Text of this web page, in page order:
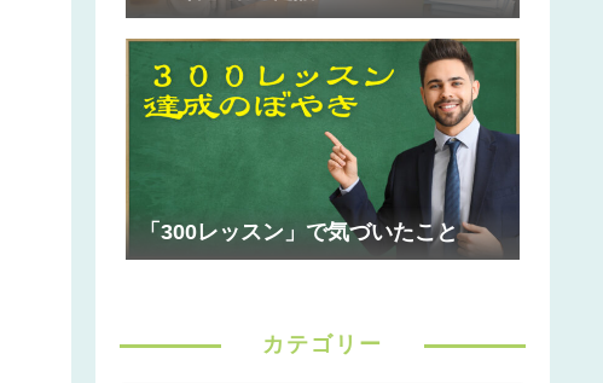
「300レッスン」で気づいたこと
カテゴリー